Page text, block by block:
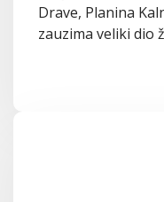
Drave, Planina
zauzima veliki dio